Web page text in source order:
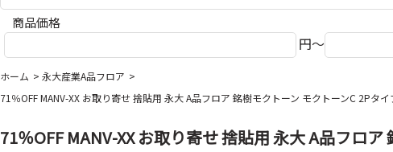
商品価格
円～
ホーム
永大産業A品フロア
71％OFF MANV-XX お取り寄せ 捨貼用 永大 A品フロア 銘樹モクトーン モクトーンC 2Pタ
71％OFF MANV-XX お取り寄せ 捨貼用 永大 A品フロ